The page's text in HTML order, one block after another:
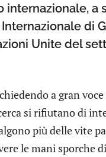
internazionale, a
di
Unite del
a gran
si rifiutano di
più delle vite
le mani sporche